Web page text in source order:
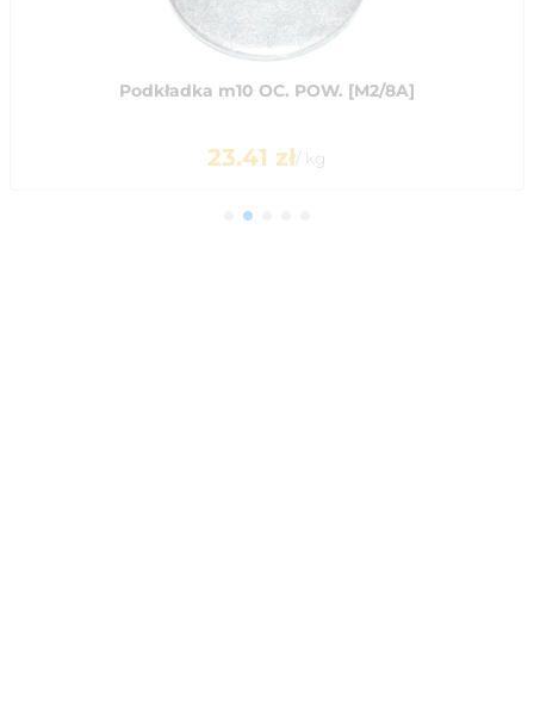
Podkładka m10 OC. POW. [M2/8A]
23.41 zł/ kg